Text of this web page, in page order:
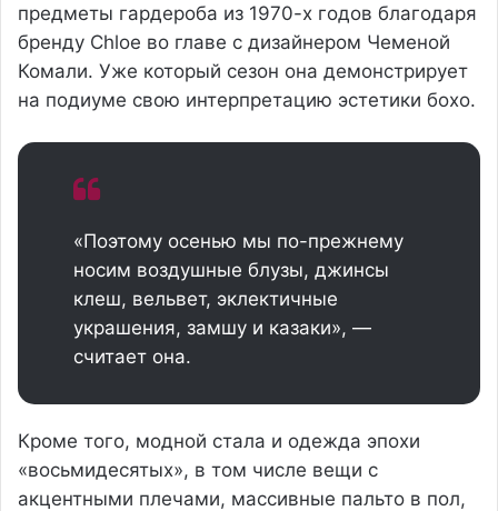
предметы гардероба из 1970-х годов благодаря
бренду Chloe во главе с дизайнером Чеменой
Комали. Уже который сезон она демонстрирует
на подиуме свою интерпретацию эстетики бохо.
«Поэтому осенью мы по-прежнему
носим воздушные блузы, джинсы
клеш, вельвет, эклектичные
украшения, замшу и казаки», —
считает она.
Кроме того, модной стала и одежда эпохи
«восьмидесятых», в том числе вещи с
акцентными плечами, массивные пальто в пол,